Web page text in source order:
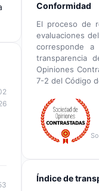
Conformidad
El proceso de
evaluaciones
corresponde
transparencia
Opiniones
7-2 del Código
Índice de